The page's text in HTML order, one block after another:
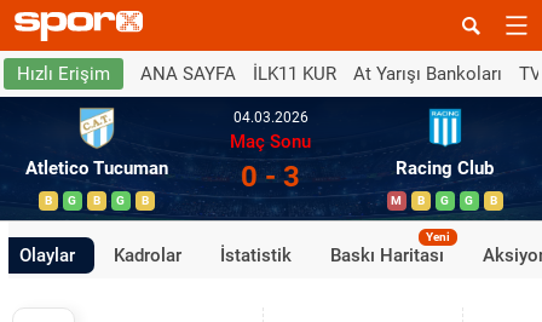
Hızlı Erişim ANA SAYFA İLK11 KUR At Yarışı Bankoları
Atletico Tucuman
B G B G B
04.03.2026
Maç Sonu
0 - 3 Racing Club
M B G G B
Olaylar Kadrolar İstatistik Baskı Haritası
Yeni